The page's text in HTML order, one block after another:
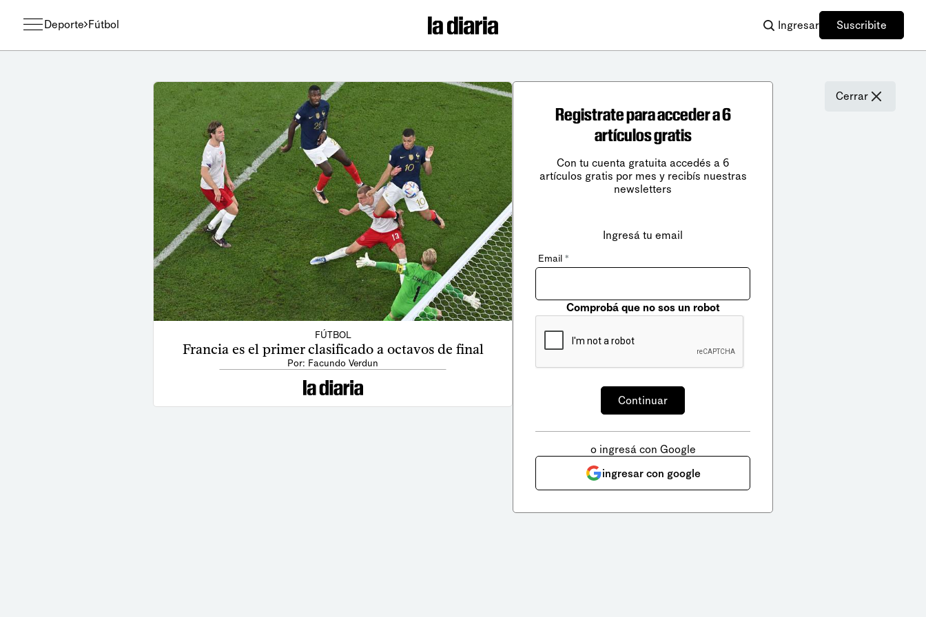
Deporte Fútbol Ingresar Suscribite
FÚTBOL
Francia es el primer clasificado a octavos de final
Por: Facundo Verdun
Cerrar
Registrate para acceder a 6
artículos gratis
Con tu cuenta gratuita accedés a 6
artículos gratis por mes y recibís nuestras
newsletters
Ingresá tu email
Email *
Comprobá que no sos un robot
o ingresá con Google
ingresar con google